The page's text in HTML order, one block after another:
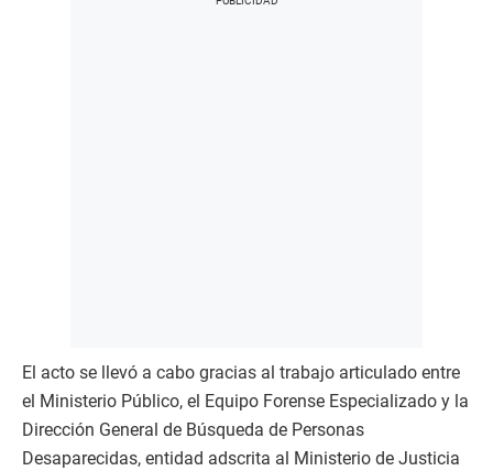
El acto se llevó a cabo gracias al trabajo articulado entre
el Ministerio Público, el Equipo Forense Especializado y la
Dirección General de Búsqueda de Personas
Desaparecidas, entidad adscrita al Ministerio de Justicia